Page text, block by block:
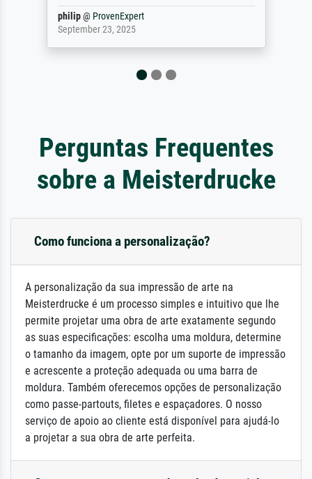
philip@ProvenExpert
September 23, 2025
Perguntas Frequentes
sobre a Meisterdrucke
Como funciona a personalização?
A personalização da sua impressão de arte na
Meisterdrucke é um processo simples e intuitivo que lhe
permite projetar uma obra de arte exatamente segundo
as suas especificações: escolha uma moldura, determine
o tamanho da imagem, opte por um suporte de impressão
e acrescente a proteção adequada ou uma barra de
moldura. Também oferecemos opções de personalização
como passe-partouts, filetes e espaçadores. O nosso
serviço de apoio ao cliente está disponível para ajudá-lo
a projetar a sua obra de arte perfeita.